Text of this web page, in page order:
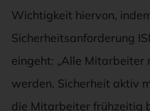
Wichtigkeit hiervon,
Sicherheitsanforderung
eingeht: „Alle Mitarbeiter
werden, Sicherheit aktiv
die Mitarbeiter frühzeitig